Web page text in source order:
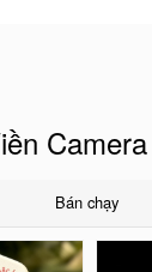
Bán chạy